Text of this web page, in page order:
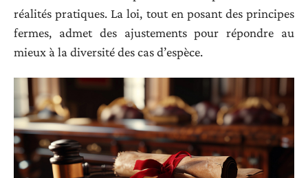
réalités pratiques. La loi, tout en posant des principes
fermes, admet des ajustements pour répondre au
mieux à la diversité des cas d’espèce.